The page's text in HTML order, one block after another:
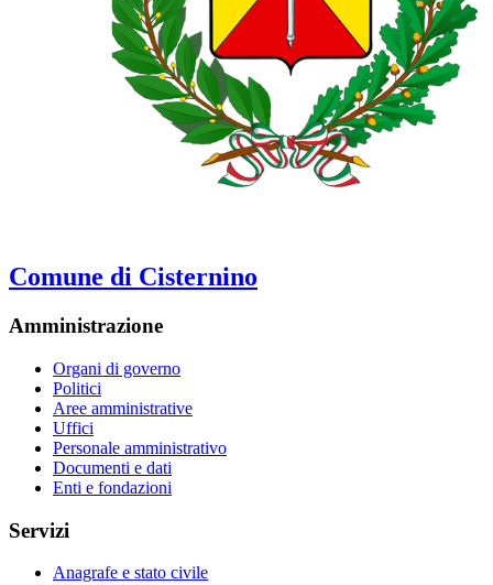
Comune di Cisternino
Amministrazione
Organi di governo
Politici
Aree amministrative
Uffici
Personale amministrativo
Documenti e dati
Enti e fondazioni
Servizi
Anagrafe e stato civile